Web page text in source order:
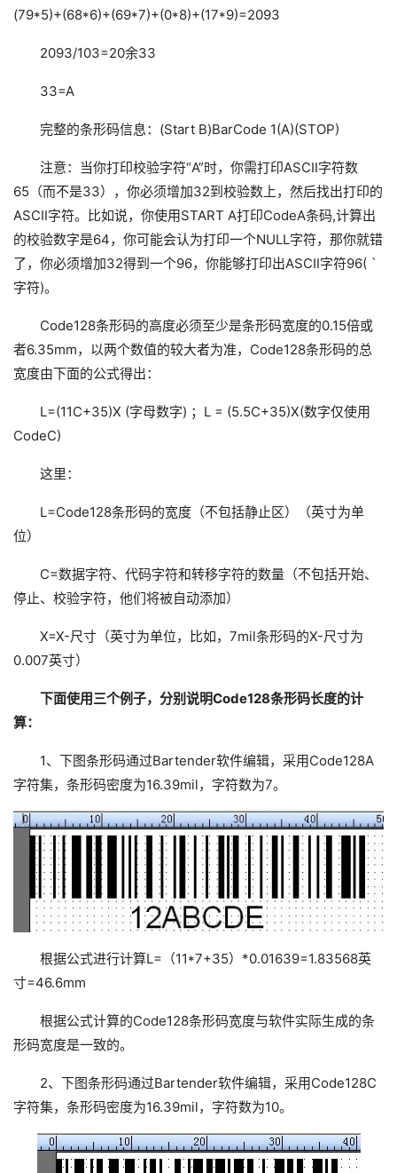
(79*5)+(68*6)+(69*7)+(0*8)+(17*9)=2093
2093/103=20余33
33=A
完整的条形码信息：(Start B)BarCode 1(A)(STOP)
注意：当你打印校验字符“A”时，你需打印ASCII字符数
65（而不是33），你必须增加32到校验数上，然后找出打印的
ASCII字符。比如说，你使用START A打印CodeA条码,计算出
的校验数字是64，你可能会认为打印一个NULL字符，那你就错
了，你必须增加32得到一个96，你能够打印出ASCII字符96( `
字符)。
Code128条形码的高度必须至少是条形码宽度的0.15倍或
者6.35mm，以两个数值的较大者为准，Code128条形码的总
宽度由下面的公式得出：
L=(11C+35)X (字母数字) ；L = (5.5C+35)X(数字仅使用
CodeC)
这里：
L=Code128条形码的宽度（不包括静止区）（英寸为单
位）
C=数据字符、代码字符和转移字符的数量（不包括开始、
停止、校验字符，他们将被自动添加）
X=X-尺寸（英寸为单位，比如，7mil条形码的X-尺寸为
0.007英寸）
下面使用三个例子，分别说明Code128条形码长度的计
算：
1、下图条形码通过Bartender软件编辑，采用Code128A
字符集，条形码密度为16.39mil，字符数为7。
根据公式进行计算L=（11*7+35）*0.01639=1.83568英
寸=46.6mm
根据公式计算的Code128条形码宽度与软件实际生成的条
形码宽度是一致的。
2、下图条形码通过Bartender软件编辑，采用Code128C
字符集，条形码密度为16.39mil，字符数为10。